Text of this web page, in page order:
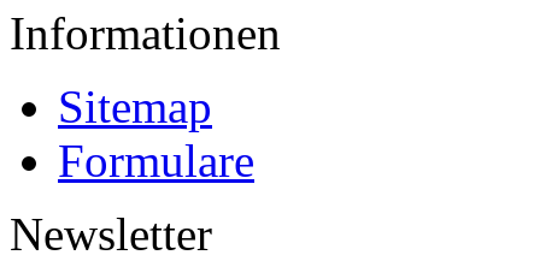
Informationen
Sitemap
Formulare
Newsletter